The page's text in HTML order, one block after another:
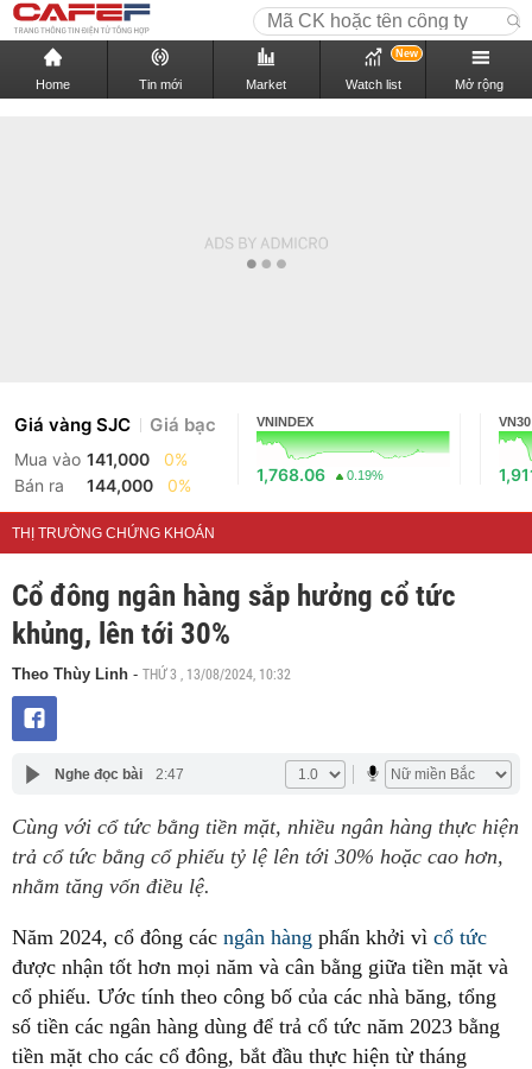
Home Tin mới Market Watch list
New
Mở rộng
Giá vàng SJC Giá bạc
Mua vào 141,000
0%
Bán ra
144,000 0%
VNINDEX
1,768.06 0.19%
VN30
THỊ TRƯỜNG CHỨNG KHOÁN
Cổ đông ngân hàng sắp hưởng cổ tức
khủng, lên tới 30%
Theo Thùy Linh - THỨ 3 , 13/08/2024, 10:32
Nghe đọc bài 2:47
Cùng với cổ tức bằng tiền mặt, nhiều ngân hàng thực hiện
trả cổ tức bằng cổ phiếu tỷ lệ lên tới 30% hoặc cao hơn,
nhằm tăng vốn điều lệ.
Năm 2024, cổ đông các ngân hàng phấn khởi vì cổ tức
được nhận tốt hơn mọi năm và cân bằng giữa tiền mặt và
cổ phiếu. Ước tính theo công bố của các nhà băng, tổng
số tiền các ngân hàng dùng để trả cổ tức năm 2023 bằng
tiền mặt cho các cổ đông, bắt đầu thực hiện từ tháng